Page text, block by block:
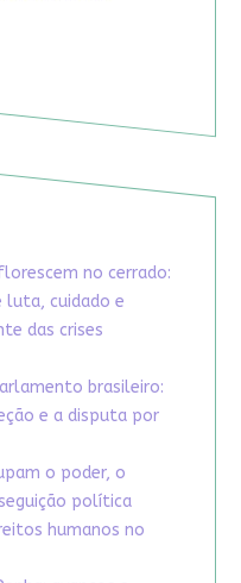
no cerrado:
cuidado e
das crises
brasileiro:
e a disputa por
o poder, o
política
humanos no